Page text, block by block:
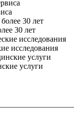
30 лет
исследования
услуги